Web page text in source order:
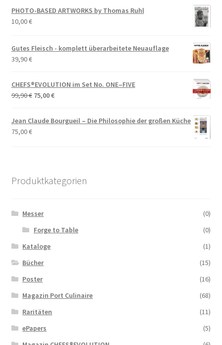
PHOTO-BASED ARTWORKS by Thomas Ruhl
10,00€
Gutes Fleisch - komplett überarbeitete Neuauflage
39,90€
CHEFS®EVOLUTION im Set No. ONE–FIVE
99,90€ Ursprünglicher
war:
75,00€Aktueller
75,00 €.
Jean Claude Bourgueil – Die Philosophie der großen Küche
75,00€
Produktkategorien
Messer
(0)
Forge to Table
(0)
Kataloge
(1)
Bücher
(15)
Poster
(16)
Magazin Port Culinaire
(68)
Raritäten
(11)
ePapers
(5)